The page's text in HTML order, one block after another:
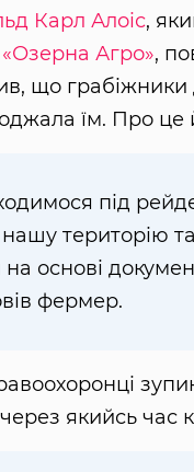
Карл Алоіс,
Агро»,
що грабіжники
їм. Про це
під
нашу територію
основі
фермер.
якийсь час